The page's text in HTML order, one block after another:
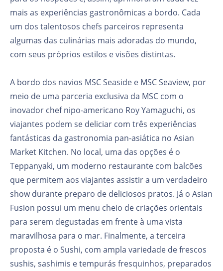
mais as experiências gastronômicas a bordo. Cada
um dos talentosos chefs parceiros representa
algumas das culinárias mais adoradas do mundo,
com seus próprios estilos e visões distintas.
A bordo dos navios MSC Seaside e MSC Seaview, por
meio de uma parceria exclusiva da MSC com o
inovador chef nipo-americano Roy Yamaguchi, os
viajantes podem se deliciar com três experiências
fantásticas da gastronomia pan-asiática no Asian
Market Kitchen. No local, uma das opções é o
Teppanyaki, um moderno restaurante com balcões
que permitem aos viajantes assistir a um verdadeiro
show durante preparo de deliciosos pratos. Já o Asian
Fusion possui um menu cheio de criações orientais
para serem degustadas em frente à uma vista
maravilhosa para o mar. Finalmente, a terceira
proposta é o Sushi, com ampla variedade de frescos
sushis, sashimis e tempurás fresquinhos, preparados